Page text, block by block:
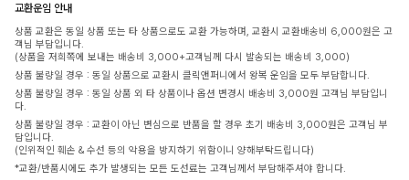
교환운임 안내
상품 교환은 동일 상품 또는 타 상품으로도 교환 가능하며, 교환시 교환배송비 6,000원은 고
객님 부담입니다.
(상품을 저희쪽에 보내는 배송비 3,000+고객님께 다시 발송되는 배송비 3,000)
상품 불량일 경우 : 동일 상품으로 교환시 클릭앤퍼니에서 왕복 운임을 모두 부담합니다.
상품 불량일 경우 : 동일 상품 외 타 상품이나 옵션 변경시 배송비 3,000원 고객님 부담입니
다.
상품 불량일 경우 : 교환이 아닌 변심으로 반품을 할 경우 초기 배송비 3,000원은 고객님 부
담입니다.
(인위적인 훼손 & 수선 등의 악용을 방지하기 위함이니 양해부탁드립니다)
*교환/반품시에도 추가 발생되는 모든 도선료는 고객님께서 부담해주셔야 합니다.